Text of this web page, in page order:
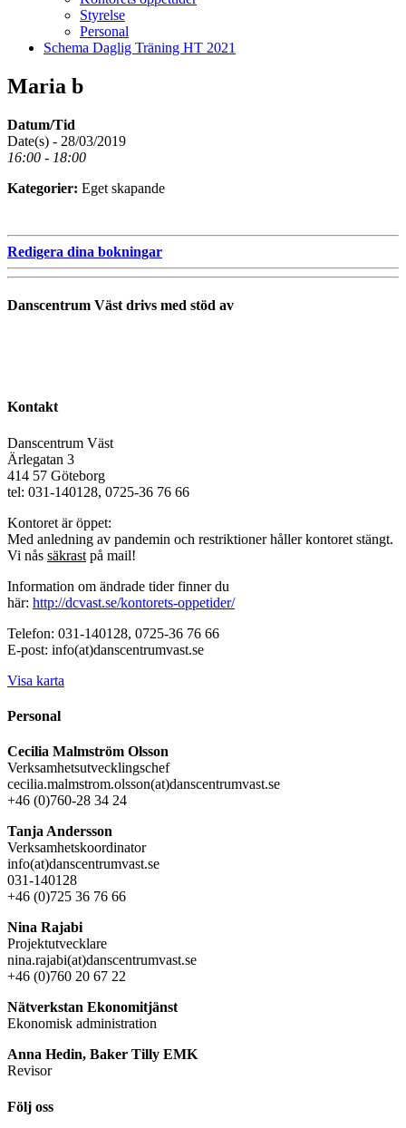
Styrelse
Personal
Schema Daglig Träning HT 2021
Maria b
Datum/Tid
Date(s) - 28/03/2019
16:00 - 18:00
Kategorier: Eget skapande
Redigera dina bokningar
Danscentrum Väst drivs med stöd av
Kontakt
Danscentrum Väst
Ärlegatan 3
414 57 Göteborg
tel: 031-140128, 0725-36 76 66
Kontoret är öppet:
Med anledning av pandemin och restriktioner håller kontoret stängt.
Vi nås säkrast på mail!
Information om ändrade tider finner du
här: http://dcvast.se/kontorets-oppetider/
Telefon: 031-140128, 0725-36 76 66
E-post: info(at)danscentrumvast.se
Visa karta
Personal
Cecilia Malmström Olsson
Verksamhetsutvecklingschef
cecilia.malmstrom.olsson(at)danscentrumvast.se
+46 (0)760-28 34 24
Tanja Andersson
Verksamhetskoordinator
info(at)danscentrumvast.se
031-140128
+46 (0)725 36 76 66
Nina Rajabi
Projektutvecklare
nina.rajabi(at)danscentrumvast.se
+46 (0)760 20 67 22
Nätverkstan Ekonomitjänst
Ekonomisk administration
Anna Hedin, Baker Tilly EMK
Revisor
Följ oss